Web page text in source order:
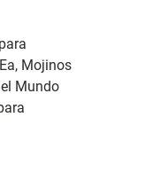
Mojinos
Mundo